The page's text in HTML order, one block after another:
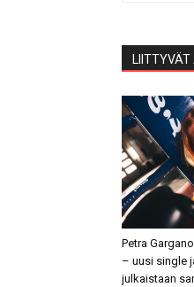
LIITTYVÄT
Petra
– uusi single
julkaistaan